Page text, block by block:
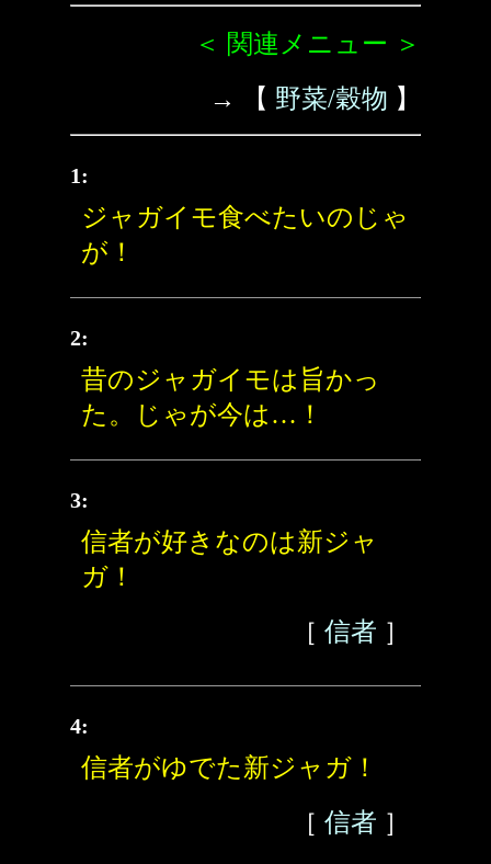
＜ 関連メニュー ＞
→ 【 野菜/穀物 】
1:
ジャガイモ食べたいのじゃ
が！
2:
昔のジャガイモは旨かっ
た。じゃが今は…！
3:
信者が好きなのは新ジャ
ガ！
［ 信者 ］
4:
信者がゆでた新ジャガ！
［ 信者 ］